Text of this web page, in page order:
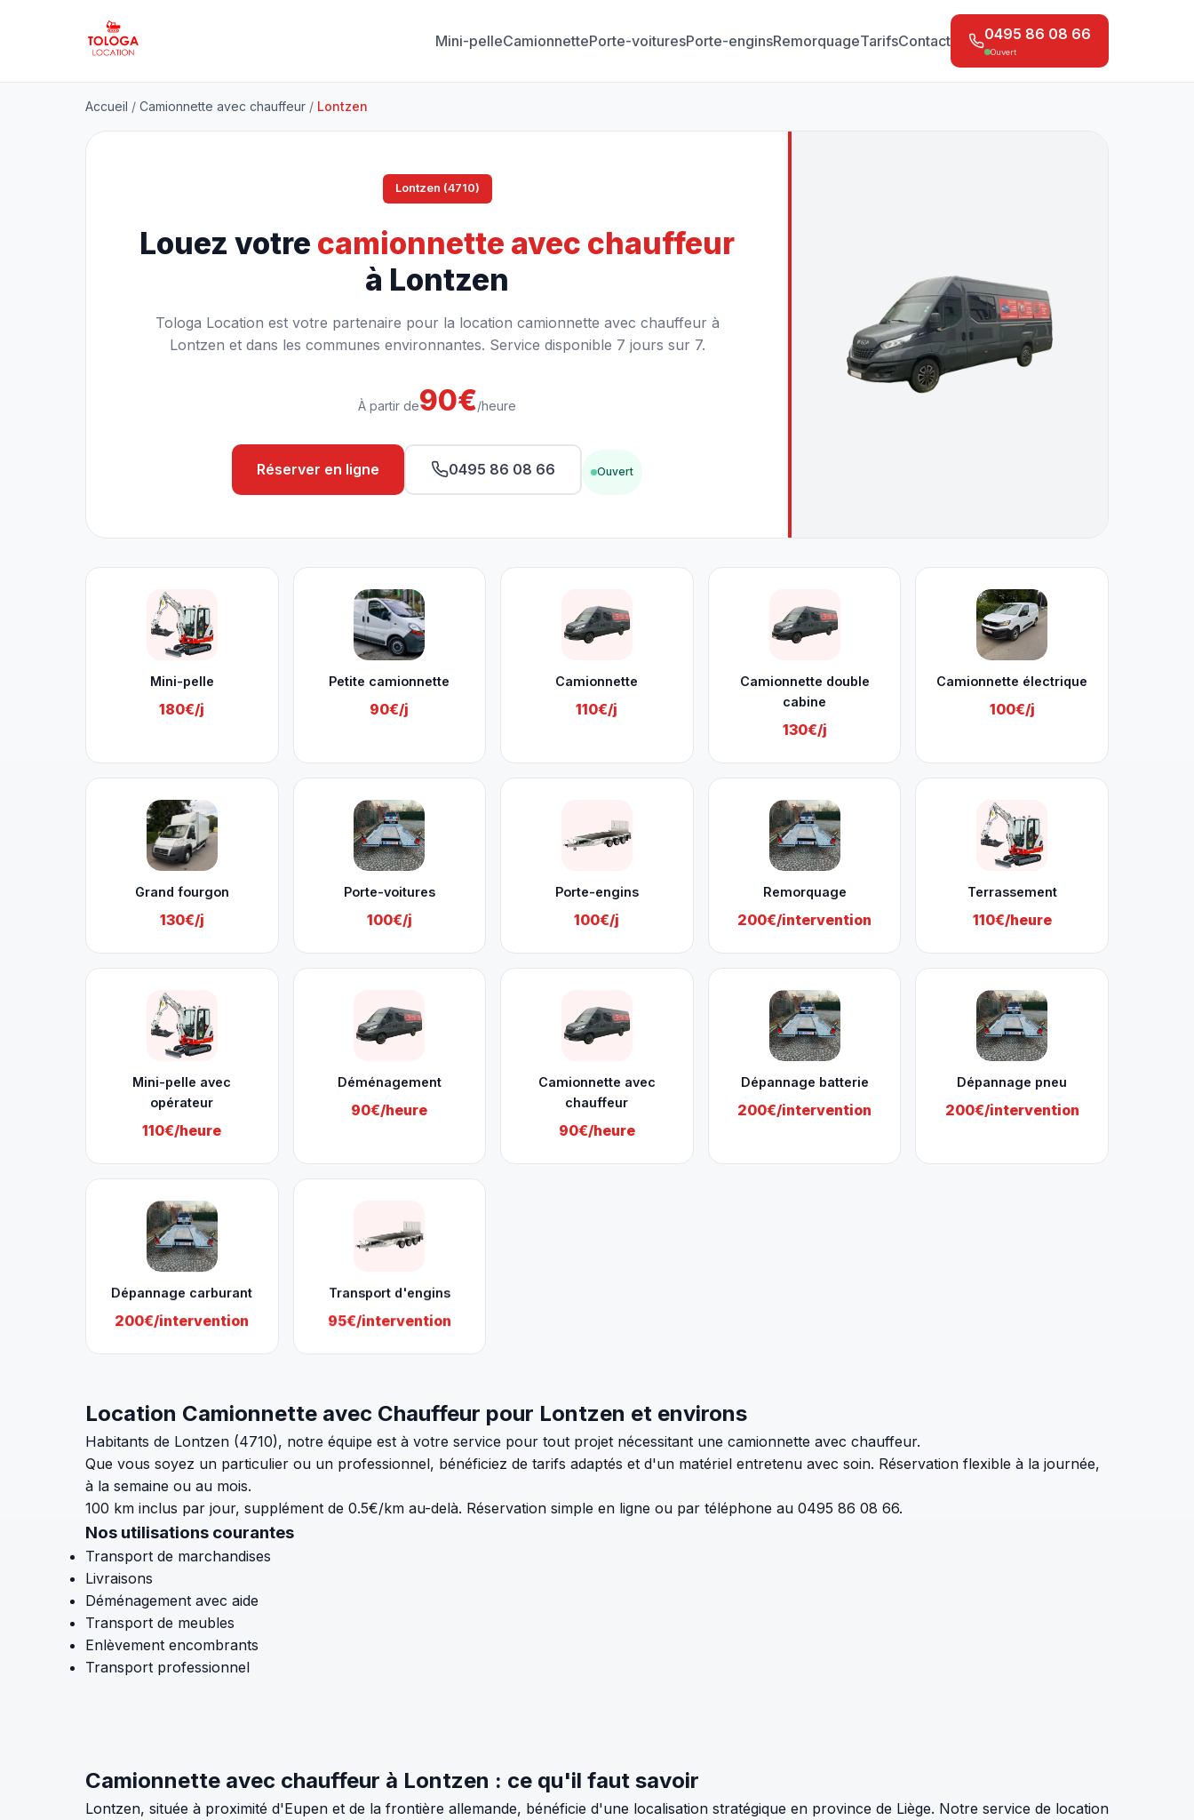
Mini-pelleCamionnettePorte-voituresPorte-enginsRemorquageTarifsContact 0495 86 08 66
Ouvert
Accueil / Camionnette avec chauffeur / Lontzen
Lontzen (4710)
Louez votre camionnette avec chauffeur
à Lontzen
Tologa Location est votre partenaire pour la location camionnette avec chauffeur à
Lontzen et dans les communes environnantes. Service disponible 7 jours sur 7.
À partir de90€/heure
Réserver en ligne 0495 86 08 66 Ouvert
Mini-pelle
180€/j
Petite camionnette
90€/j
Camionnette
110€/j
Camionnette double
cabine
130€/j
Camionnette électrique
100€/j
Grand fourgon
130€/j
Porte-voitures
100€/j
Porte-engins
100€/j
Remorquage
200€/intervention
Terrassement
110€/heure
Mini-pelle avec
opérateur
110€/heure
Déménagement
90€/heure
Camionnette avec
chauffeur
90€/heure
Dépannage batterie
200€/intervention
Dépannage pneu
200€/intervention
Dépannage carburant
200€/intervention
Transport d'engins
95€/intervention
Location Camionnette avec Chauffeur pour Lontzen et environs
Habitants de Lontzen (4710), notre équipe est à votre service pour tout projet nécessitant une camionnette avec chauffeur.
Que vous soyez un particulier ou un professionnel, bénéficiez de tarifs adaptés et d'un matériel entretenu avec soin. Réservation flexible à la journée,
à la semaine ou au mois.
100 km inclus par jour, supplément de 0.5€/km au-delà. Réservation simple en ligne ou par téléphone au 0495 86 08 66.
Nos utilisations courantes
Transport de marchandises
Livraisons
Déménagement avec aide
Transport de meubles
Enlèvement encombrants
Transport professionnel
Camionnette avec chauffeur à Lontzen : ce qu'il faut savoir
Lontzen, située à proximité d'Eupen et de la frontière allemande, bénéficie d'une localisation stratégique en province de Liège. Notre service de location